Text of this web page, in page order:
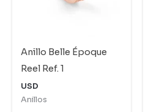
Anillo Belle Époque
Reel Ref. 1
USD
Anillos